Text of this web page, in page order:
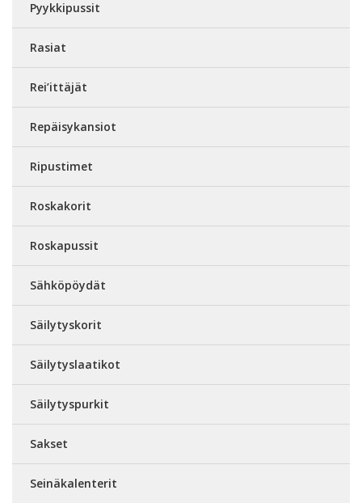
Pyykkipussit
Rasiat
Rei’ittäjät
Repäisykansiot
Ripustimet
Roskakorit
Roskapussit
Sähköpöydät
Säilytyskorit
Säilytyslaatikot
Säilytyspurkit
Sakset
Seinäkalenterit